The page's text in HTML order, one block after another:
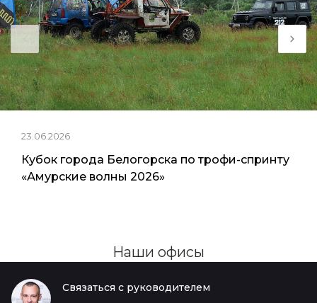
23.06.2026
Кубок города Белогорска по трофи-спринту
«Амурские волны 2026»
Наши офисы
Связаться с руководителем